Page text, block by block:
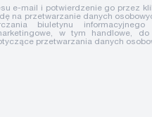
e-mail i potwierdzenie go przez
na przetwarzanie danych
biuletynu informacyjnego
w tym handlowe,
przetwarzania danych